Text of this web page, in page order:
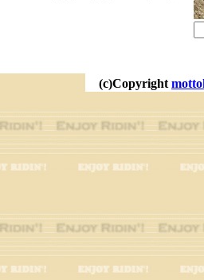
(c)Copyright